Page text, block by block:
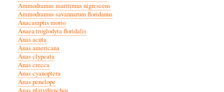
Ammodramus maritimus nigrescens
Ammodramus savannarum floridanus
Anacamptis morio
Anaea troglodyta floridalis
Anas acuta
Anas americana
Anas clypeata
Anas crecca
Anas cyanoptera
Anas penelope
Anas platyrhynchos